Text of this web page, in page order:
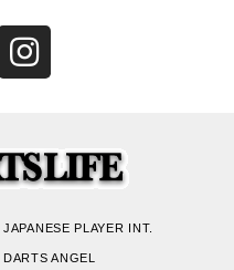
JAPANESE PLAYER INT.
DARTS ANGEL